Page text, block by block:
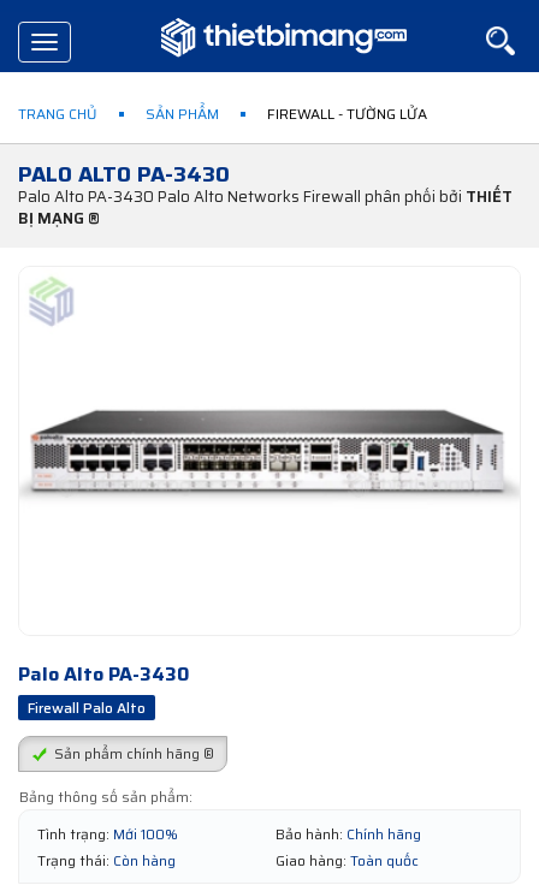
Toggle
navigation
TRANG CHỦ SẢN PHẨM FIREWALL - TƯỜNG LỬA
PALO ALTO PA-3430
Palo Alto PA-3430 Palo Alto Networks Firewall phân phối bởi THIẾT
BỊ MẠNG ®
Palo Alto PA-3430
Firewall Palo Alto
Sản phẩm chính hãng ®
Bảng thông số sản phẩm:
Tình trạng: Mới 100% Bảo hành: Chính hãng
Trạng thái: Còn hàng Giao hàng: Toàn quốc